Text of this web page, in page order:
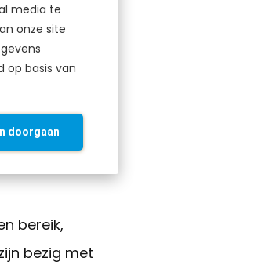
media te
onze site
op basis van
doorgaan
de
en een
en
bereik,
bezig met